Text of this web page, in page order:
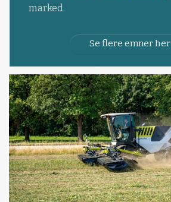
marked.
Se flere emner her